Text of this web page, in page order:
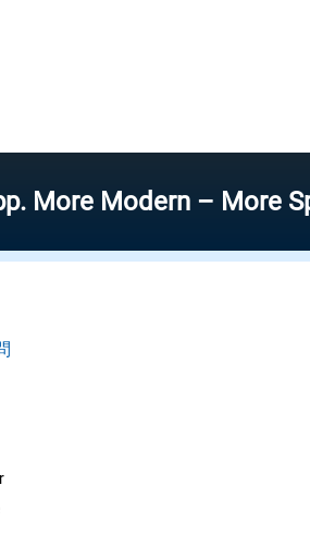
Modern – More Speed –